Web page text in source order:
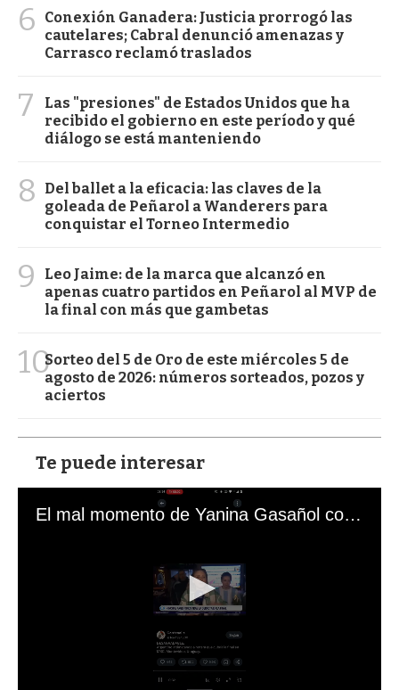
6
Conexión Ganadera: Justicia prorrogó las
cautelares; Cabral denunció amenazas y
Carrasco reclamó traslados
7
Las "presiones" de Estados Unidos que ha
recibido el gobierno en este período y qué
diálogo se está manteniendo
8
Del ballet a la eficacia: las claves de la
goleada de Peñarol a Wanderers para
conquistar el Torneo Intermedio
9
Leo Jaime: de la marca que alcanzó en
apenas cuatro partidos en Peñarol al MVP de
la final con más que gambetas
10Sorteo del 5 de Oro de este miércoles 5 de
agosto de 2026: números sorteados, pozos y
aciertos
Te puede interesar
El mal momento de Yanina Gasañol con un hincha argentino en "Subrayado"